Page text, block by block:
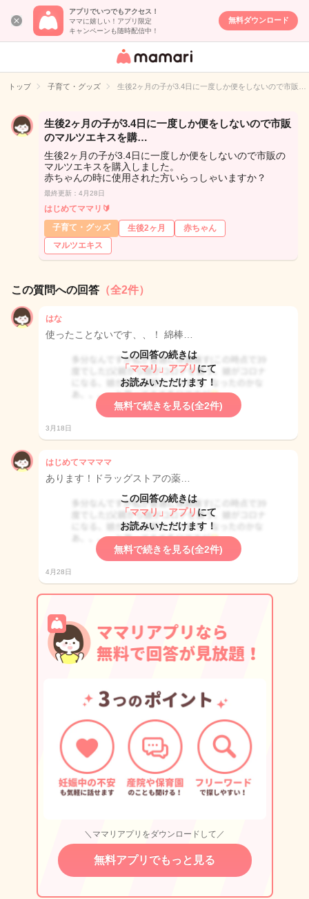
アプリでいつでもアクセス！
ママに嬉しい！アプリ限定
キャンペーンも随時配信中！
無料ダウンロード
女性専用匿名QA
イト
トップ 子育て・グッズ 生後2ヶ月の子が3.4日に一度しか便をしないので市販…
生後2ヶ月の子が3.4日に一度しか便をしないので市販
のマルツエキスを購…
生後2ヶ月の子が3.4日に一度しか便をしないので市販の
マルツエキスを購入しました。
赤ちゃんの時に使用された方いらっしゃいますか？
最終更新：4月28日
はじめてママリ🔰
子育て・グッズ
生後2ヶ月
赤ちゃん
マルツエキス
この質問への回答 （全2件）
はな
使ったことないです、、！ 綿棒…
この回答の続きは
「ママリ」アプリ にて
お読みいただけます！
無料で続きを見る(全2件)
3月18日
はじめてママママ
あります！ドラッグストアの薬…
この回答の続きは
「ママリ」アプリ にて
お読みいただけます！
無料で続きを見る(全2件)
4月28日
＼ママリアプリをダウンロードして／
無料アプリでもっと見る